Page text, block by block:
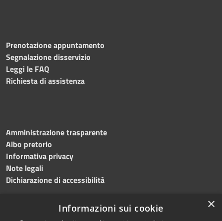
Prenotazione appuntamento
Segnalazione disservizio
Leggi le FAQ
Richiesta di assistenza
Amministrazione trasparente
Albo pretorio
Informativa privacy
Note legali
Dichiarazione di accessibilità
×
Informazioni sui cookie